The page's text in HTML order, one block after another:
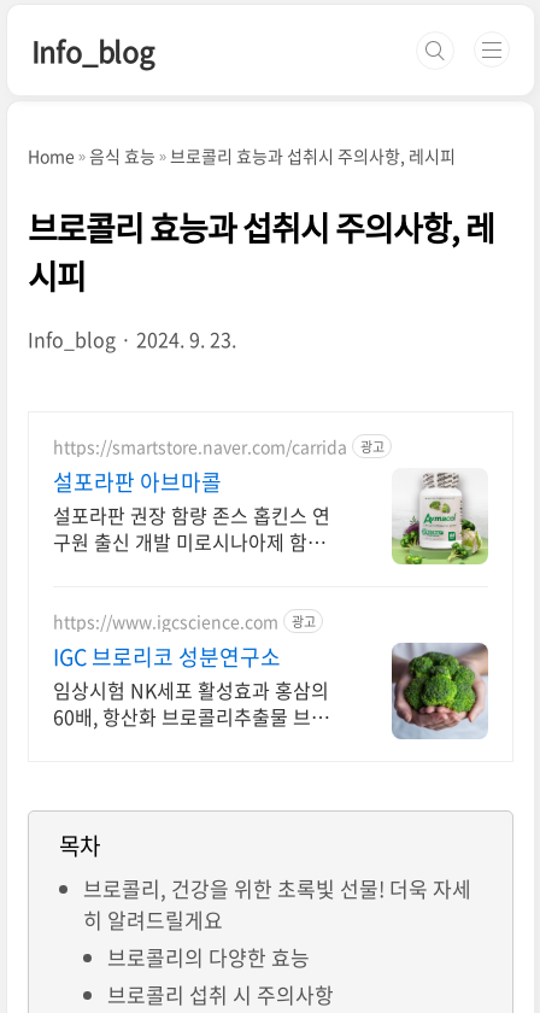
Info_blog
Home 음식 효능 브로콜리 효능과 섭취시 주의사항, 레시피
브로콜리 효능과 섭취시 주의사항, 레
시피
Info_blog 2024. 9. 23.
https://smartstore.naver.com/carrida 광고
설포라판 아브마콜
설포라판 권장 함량 존스 홉킨스 연
구원 출신 개발 미로시나아제 함유
https://www.igcscience.com 광고
IGC 브로리코 성분연구소
임상시험 NK세포 활성효과 홍삼의
60배, 항산화 브로콜리추출물 브로
목차
브로콜리, 건강을 위한 초록빛 선물! 더욱 자세
히 알려드릴게요
브로콜리의 다양한 효능
브로콜리 섭취 시 주의사항